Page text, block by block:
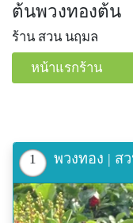
ต้นพวงทองต้น
ร้าน สวน นฤมล
หน้าแรกร้าน
1 พวงทอง | ส